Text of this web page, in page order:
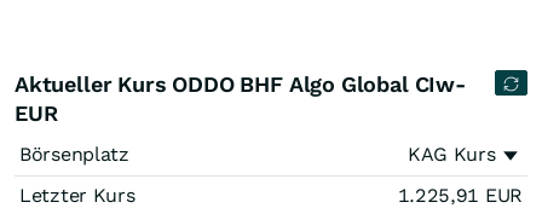
Aktueller Kurs ODDO BHF Algo Global CIw-
EUR
Börsenplatz
KAG Kurs
Letzter Kurs
1.225,91 EUR